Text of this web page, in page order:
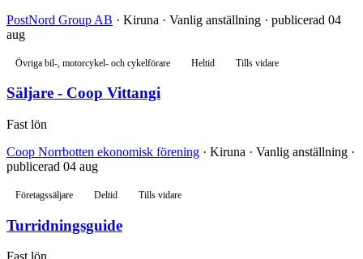
PostNord Group AB · Kiruna · Vanlig anställning · publicerad 04
aug
Övriga bil-, motorcykel- och cykelförare Heltid Tills vidare
Säljare - Coop Vittangi
Fast lön
Coop Norrbotten ekonomisk förening · Kiruna · Vanlig anställning ·
publicerad 04 aug
Företagssäljare Deltid Tills vidare
Turridningsguide